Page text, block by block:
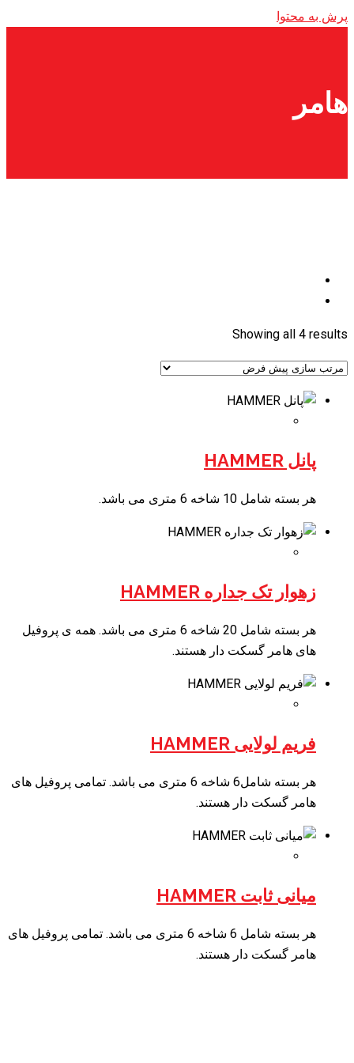
پرش به محتوا
هامر
Showing all 4 results
پانل HAMMER
هر بسته شامل 10 شاخه 6 متری می باشد.
زهوار تک جداره HAMMER
هر بسته شامل 20 شاخه 6 متری می باشد. همه ی پروفیل
های هامر گسکت دار هستند.
فریم لولایی HAMMER
هر بسته شامل6 شاخه 6 متری می باشد. تمامی پروفیل های
هامر گسکت دار هستند.
میانی ثابت HAMMER
هر بسته شامل 6 شاخه 6 متری می باشد. تمامی پروفیل های
هامر گسکت دار هستند.